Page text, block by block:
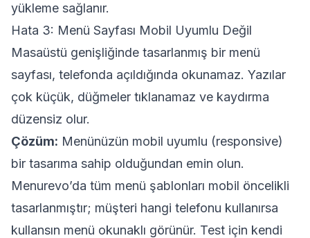
yükleme sağlanır.
Hata 3: Menü Sayfası Mobil Uyumlu Değil
Masaüstü genişliğinde tasarlanmış bir menü
sayfası, telefonda açıldığında okunamaz. Yazılar
çok küçük, düğmeler tıklanamaz ve kaydırma
düzensiz olur.
Çözüm: Menünüzün mobil uyumlu (responsive)
bir tasarıma sahip olduğundan emin olun.
Menurevo’da tüm menü şablonları mobil öncelikli
tasarlanmıştır; müşteri hangi telefonu kullanırsa
kullansın menü okunaklı görünür. Test için kendi